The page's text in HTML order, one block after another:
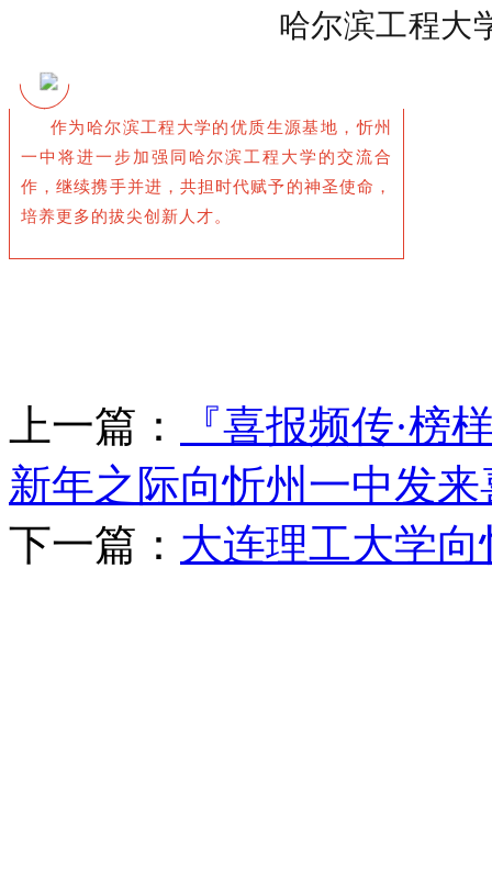
哈尔滨工程大
作为哈尔滨工程大学的优质生源基地，忻州
一中将进一步加强同哈尔滨工程大学的交流合
作，继续携手并进，共担时代赋予的神圣使命，
培养更多的拔尖创新人才。
上一篇：
『喜报频传·榜
新年之际向忻州一中发来
下一篇： 大连理工大学